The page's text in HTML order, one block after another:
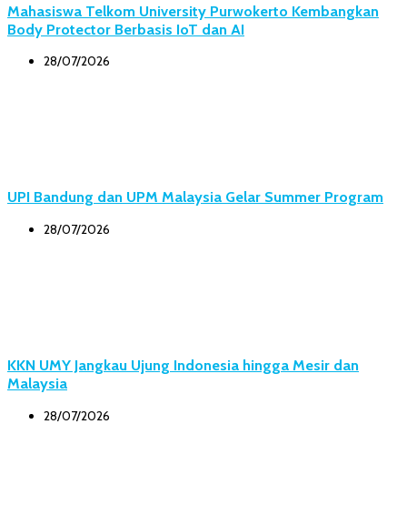
Mahasiswa Telkom University Purwokerto Kembangkan
Body Protector Berbasis IoT dan AI
28/07/2026
UPI Bandung dan UPM Malaysia Gelar Summer Program
28/07/2026
KKN UMY Jangkau Ujung Indonesia hingga Mesir dan
Malaysia
28/07/2026